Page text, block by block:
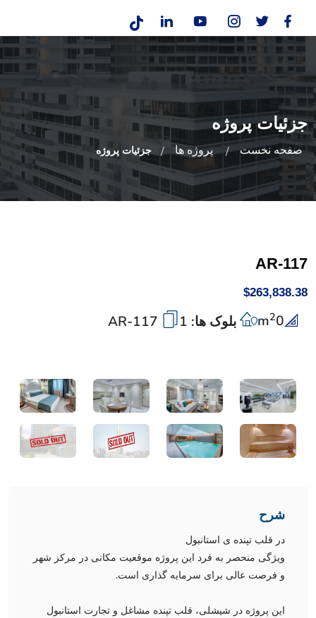
جزئیات پروژه
صفحه نخست پروژه ها جزئیات پروژه
AR-117
$263,838.38
0
m2 بلوک ها: 1
شرح
در قلب تپنده ی استانبول
ویژگی منحصر به فرد این پروژه موقعیت مکانی در مرکز شهر
و فرصت عالی برای سرمایه گذاری است.
این پروژه در شیشلی، قلب تپنده مشاغل و تجارت استانبول